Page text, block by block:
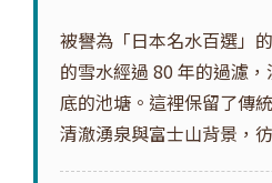
被譽為「日本名水百選」
的雪水經過 80 年的過濾
底的池塘。這裡保留了傳
清澈湧泉與富士山背景，